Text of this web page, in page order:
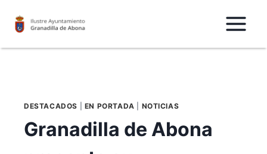
DESTACADOS EN PORTADA NOTICIAS
Granadilla de Abona